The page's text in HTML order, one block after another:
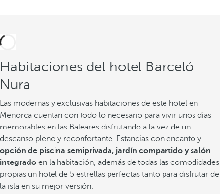
Habitaciones del hotel Barceló
Nura
Las modernas y exclusivas habitaciones de este hotel en
Menorca cuentan con todo lo necesario para vivir unos días
memorables en las Baleares disfrutando a la vez de un
descanso pleno y reconfortante. Estancias con encanto y
opción de piscina semiprivada, jardín compartido y salón
integrado en la habitación, además de todas las comodidades
propias un hotel de 5 estrellas perfectas tanto para disfrutar de
la isla en su mejor versión.